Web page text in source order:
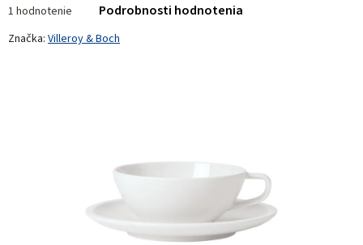
hodnotenie
produktu
1 hodnotenie Podrobnosti hodnotenia
Značka: Villeroy & Boch